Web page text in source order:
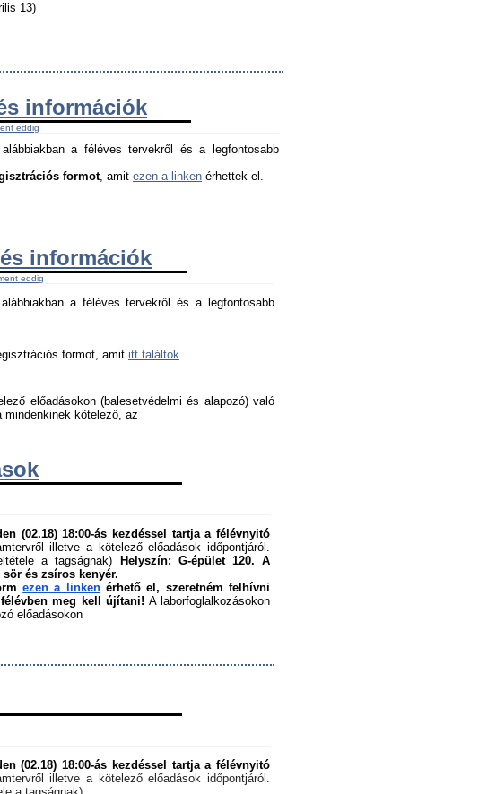
13)
információk
eddig
a féléves tervekről és a legfontosabb
formot, amit ezen a linken érhettek el.
információk
eddig
a féléves tervekről és a legfontosabb
formot, amit itt találtok.
előadásokon (balesetvédelmi és alapozó) való
kötelező, az
(02.18) 18:00-ás kezdéssel tartja a félévnyitó
illetve a kötelező előadások időpontjáról.
a tagságnak) Helyszín: G-épület 120.
A
és zsíros kenyér.
ezen a linken érhető el, szeretném felhívni
meg kell újítani! A laborfoglalkozásokon
előadásokon
(02.18) 18:00-ás kezdéssel tartja a félévnyitó
illetve a kötelező előadások időpontjáról.
a tagságnak)